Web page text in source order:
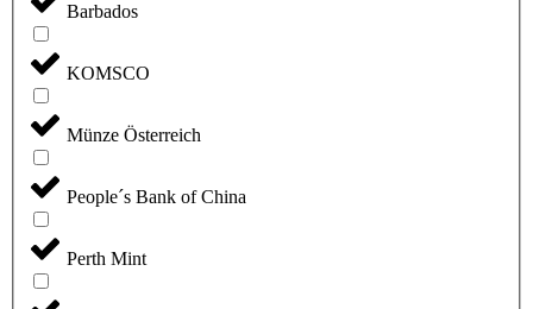
Barbados
KOMSCO
Münze Österreich
People´s Bank of China
Perth Mint